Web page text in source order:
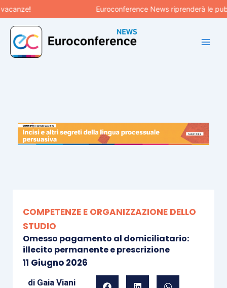
Vai
al
contenuto
Euroconference News riprenderà le
COMPETENZE E ORGANIZZAZIONE DELLO
STUDIO
Omesso pagamento al domiciliatario:
illecito permanente e prescrizione
11 Giugno 2026
di Gaia Viani